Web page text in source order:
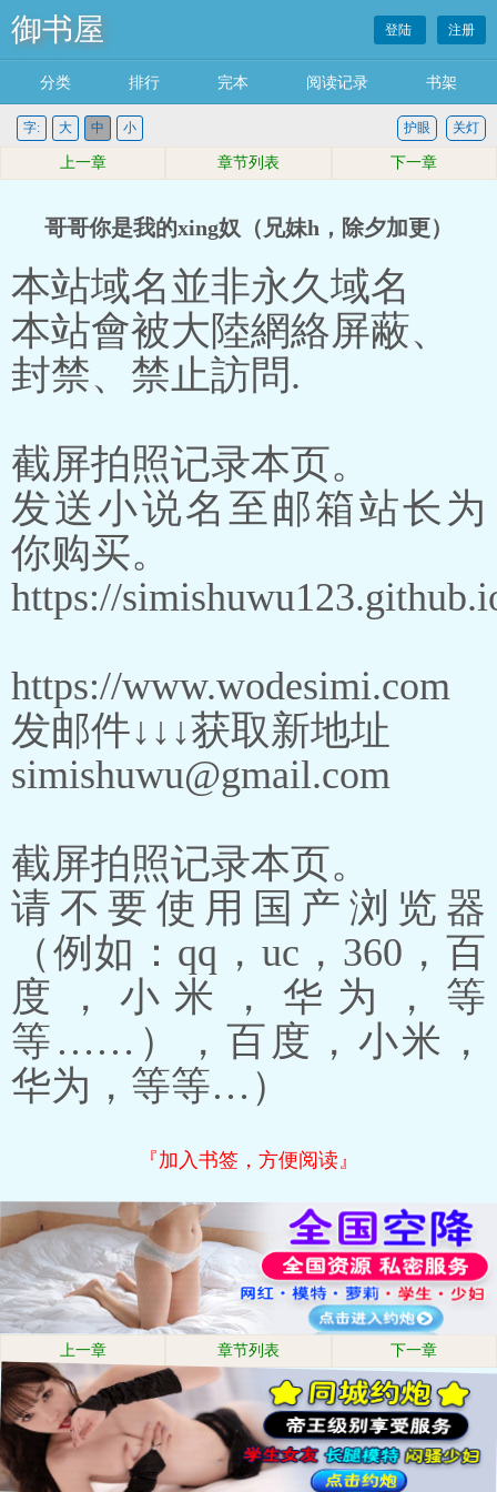
御书屋 登陆 注册
分类 排行 完本 阅读记录 书架
字: 大 中 小 关灯
护眼
上一章 章节列表 下一章
哥哥你是我的xing奴（兄妹h，除夕加更）
本站域名並非永久域名
本站會被大陸網絡屏蔽、
封禁、禁止訪問.
截屏拍照记录本页。
发送小说名至邮箱站长为
你购买。
https://
https://www.wodesimi.com
发邮件↓↓↓获取新地址
simishuwu@gmail.com
截屏拍照记录本页。
请不要使用国产浏览器
（例如：qq，uc，360，百
度，小米，华为，等
等……），百度，小米，
华为，等等…）
『加入书签，方便阅读』
上一章 章节列表 下一章